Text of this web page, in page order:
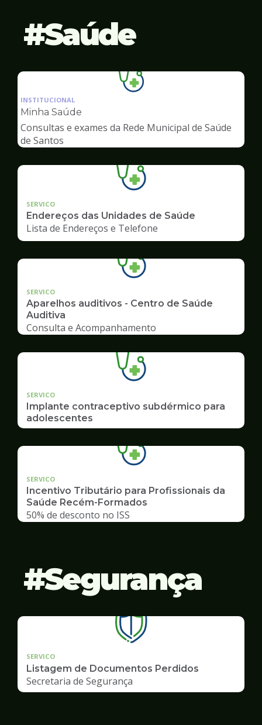
Saúde
Ilustração
da
de
Saúde
INSTITUCIONAL
Minha Saúde
Consultas e exames da Rede Municipal de Saúde
de Santos
SERVICO
Endereços das Unidades de Saúde
Lista de Endereços e Telefone
SERVICO
Aparelhos auditivos - Centro de Saúde
Auditiva
Consulta e Acompanhamento
SERVICO
Implante contraceptivo subdérmico para
adolescentes
SERVICO
Incentivo Tributário para Profissionais da
Saúde Recém-Formados
50% de desconto no ISS
Segurança
SERVICO
Listagem de Documentos Perdidos
Secretaria de Segurança